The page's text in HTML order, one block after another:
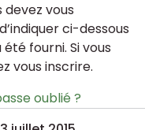
vous
ci-dessous
fourni. Si vous
vous inscrire.
oublié ?